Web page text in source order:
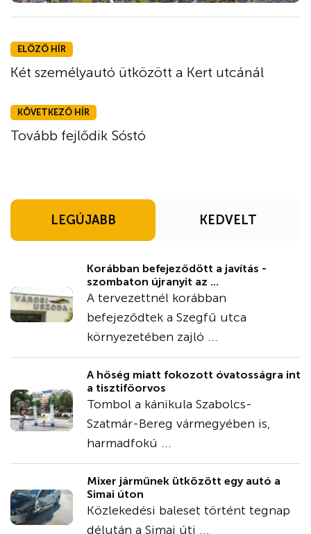
ELŐZŐ HÍR
Két személyautó ütközött a Kert utcánál
KÖVETKEZŐ HÍR
Tovább fejlődik Sóstó
LEGÚJABB KEDVELT
Korábban befejeződött a javítás -
szombaton újranyit az ...
A tervezettnél korábban
befejeződtek a Szegfű utca
környezetében zajló ...
A hőség miatt fokozott óvatosságra int
a tisztifőorvos
Tombol a kánikula Szabolcs-
Szatmár-Bereg vármegyében is,
harmadfokú ...
Mixer járműnek ütközött egy autó a
Simai úton
Közlekedési baleset történt tegnap
délután a Simai úti ...